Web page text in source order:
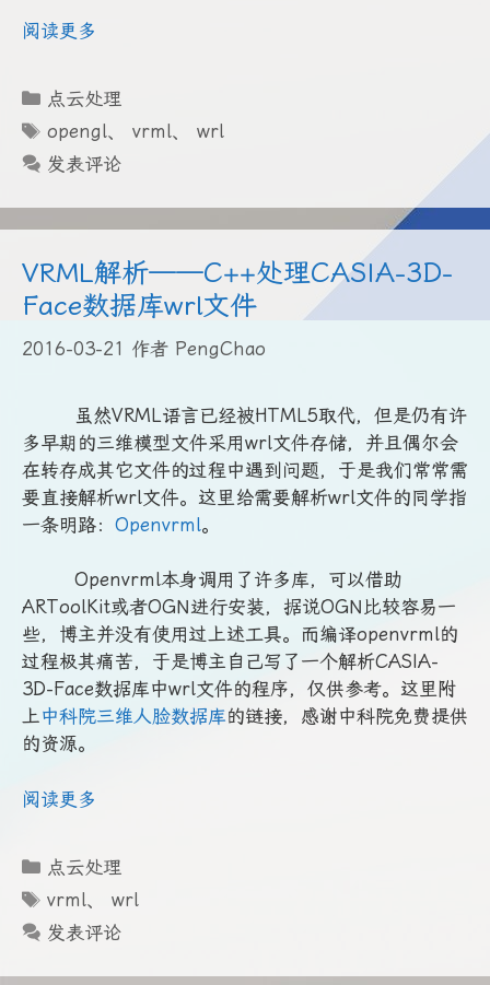
阅读更多
分
点云处理
标
签
opengl、vrml、wrl
发表评论
VRML解析——C++处理CASIA-3D-
Face数据库wrl文件
2016-03-21 作者 PengChao
虽然VRML语言已经被HTML5取代，但是仍有许
多早期的三维模型文件采用wrl文件存储，并且偶尔会
在转存成其它文件的过程中遇到问题，于是我们常常需
要直接解析wrl文件。这里给需要解析wrl文件的同学指
一条明路： Openvrml。
Openvrml本身调用了许多库，可以借助
ARToolKit或者OGN进行安装，据说OGN比较容易一
些，博主并没有使用过上述工具。而编译openvrml的
过程极其痛苦，于是博主自己写了一个解析CASIA-
3D-Face数据库中wrl文件的程序，仅供参考。这里附
上中科院三维人脸数据库的链接，感谢中科院免费提供
的资源。
阅读更多
分
点云处理
标
签
vrml、wrl
发表评论